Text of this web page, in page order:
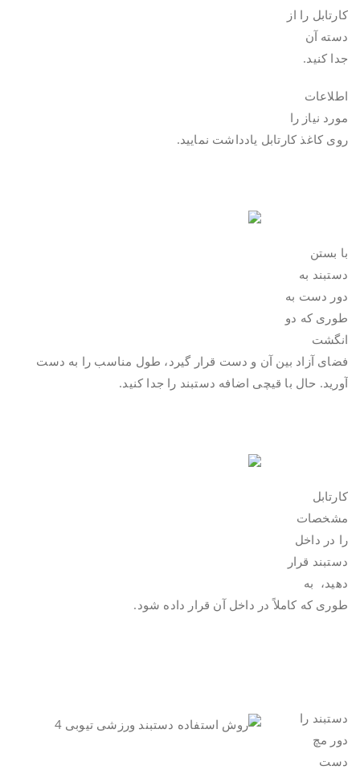
کارتابل را از
دسته آن
جدا کنید.
اطلاعات
مورد نیاز را
روی کاغذ کارتابل یادداشت نمایید.
با بستن
دستبند به
دور دست به
طوری که دو
انگشت
فضای آزاد بین آن و دست قرار گیرد، طول مناسب را به دست
آورید. حال با قیچی اضافه دستبند را جدا کنید.
کارتابل
مشخصات
را در داخل
دستبند قرار
دهید، به
طوری که کاملاً در داخل آن قرار داده شود.
دستبند را
دور مچ
دست